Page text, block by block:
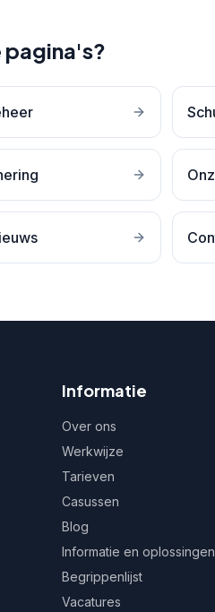
pagina's?
Informatie
Over ons
Werkwijze
Tarieven
Casussen
Blog
Informatie en oplossingen
Begrippenlijst
Vacatures